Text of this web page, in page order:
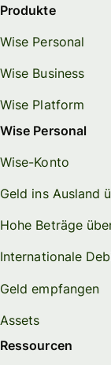
Produkte
Wise Personal
Wise Business
Wise Platform
Wise Personal
Wise-Konto
Geld ins Ausland
Hohe Beträge
Internationale
Geld empfangen
Assets
Ressourcen